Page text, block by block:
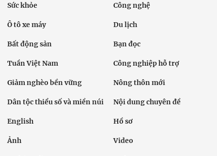
Sức khỏe Công nghệ
Ô tô xe máy Du lịch
Bất động sản Bạn đọc
Tuần Việt Nam Công nghiệp hỗ trợ
Giảm nghèo bền vững Nông thôn mới
Dân tộc thiểu số và miền núi Nội dung chuyên đề
English Hồ sơ
Ảnh Video